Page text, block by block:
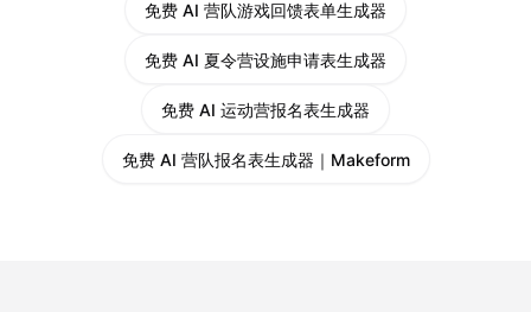
免费 AI 营队游戏回馈表单生成器
免费 AI 夏令营设施申请表生成器
免费 AI 运动营报名表生成器
免费 AI 营队报名表生成器｜Makeform